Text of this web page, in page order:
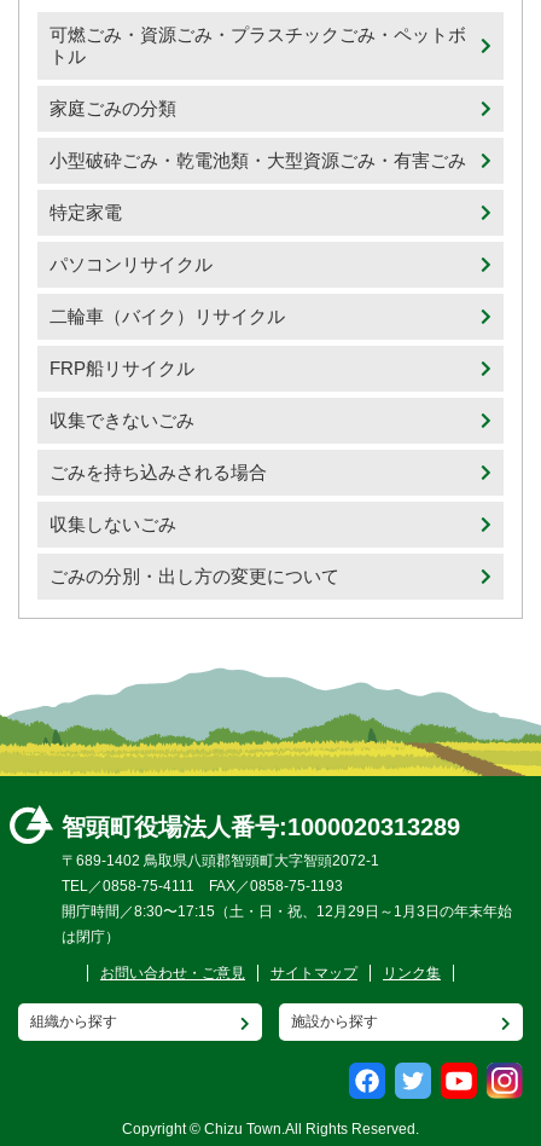
可燃ごみ・資源ごみ・プラスチックごみ・ペットボ
トル
家庭ごみの分類
小型破砕ごみ・乾電池類・大型資源ごみ・有害ごみ
特定家電
パソコンリサイクル
二輪車（バイク）リサイクル
FRP船リサイクル
収集できないごみ
ごみを持ち込みされる場合
収集しないごみ
ごみの分別・出し方の変更について
智頭町役場法人番号:1000020313289
〒689-1402 鳥取県八頭郡智頭町大字智頭2072-1
TEL／0858-75-4111 FAX／0858-75-1193
開庁時間／8:30〜17:15（土・日・祝、12月29日～1月3日の年末年始
は閉庁）
お問い合わせ・ご意見 サイトマップ リンク集
組織から探す 施設から探す
Copyright © Chizu Town.All Rights Reserved.